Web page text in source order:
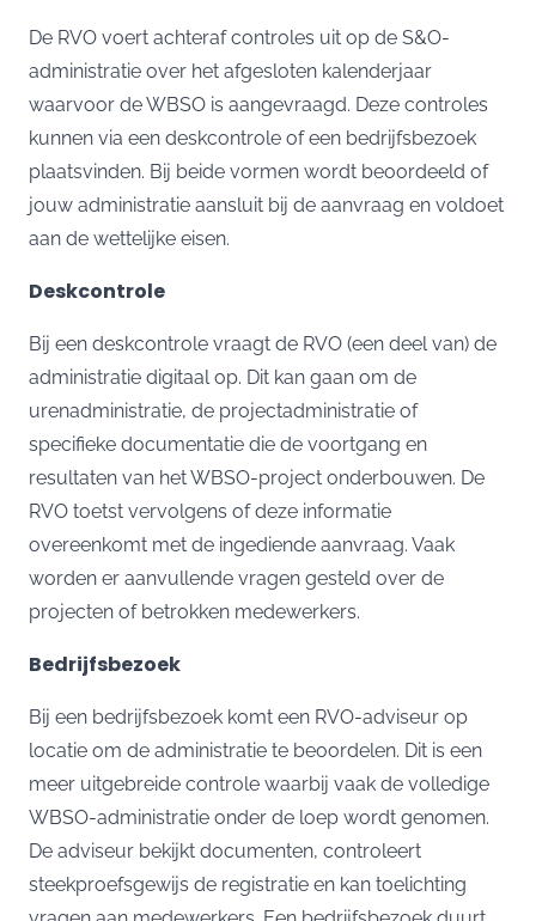
De RVO voert achteraf controles uit op de S&O-
administratie over het afgesloten kalenderjaar
waarvoor de WBSO is aangevraagd. Deze controles
kunnen via een deskcontrole of een bedrijfsbezoek
plaatsvinden. Bij beide vormen wordt beoordeeld of
jouw administratie aansluit bij de aanvraag en voldoet
aan de wettelijke eisen.
Deskcontrole
Bij een deskcontrole vraagt de RVO (een deel van) de
administratie digitaal op. Dit kan gaan om de
urenadministratie, de projectadministratie of
specifieke documentatie die de voortgang en
resultaten van het WBSO-project onderbouwen. De
RVO toetst vervolgens of deze informatie
overeenkomt met de ingediende aanvraag. Vaak
worden er aanvullende vragen gesteld over de
projecten of betrokken medewerkers.
Bedrijfsbezoek
Bij een bedrijfsbezoek komt een RVO-adviseur op
locatie om de administratie te beoordelen. Dit is een
meer uitgebreide controle waarbij vaak de volledige
WBSO-administratie onder de loep wordt genomen.
De adviseur bekijkt documenten, controleert
steekproefsgewijs de registratie en kan toelichting